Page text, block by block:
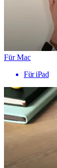
Für Mac
Für iPad